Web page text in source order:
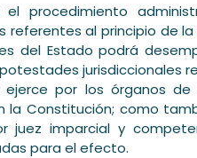
procedimiento
referentes al principio de
del Estado podrá
jurisdiccionales
por los órganos
la Constitución; como
juez imparcial y
para el efecto.